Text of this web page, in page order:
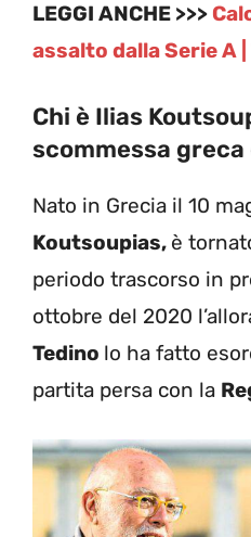
LEGGI ANCHE >>>
assalto dalla Serie A
Chi è Ilias
scommessa greca
Nato in Grecia il 10
Koutsoupias, è
periodo trascorso in
ottobre del 2020
Tedino lo ha fatto
partita persa con la